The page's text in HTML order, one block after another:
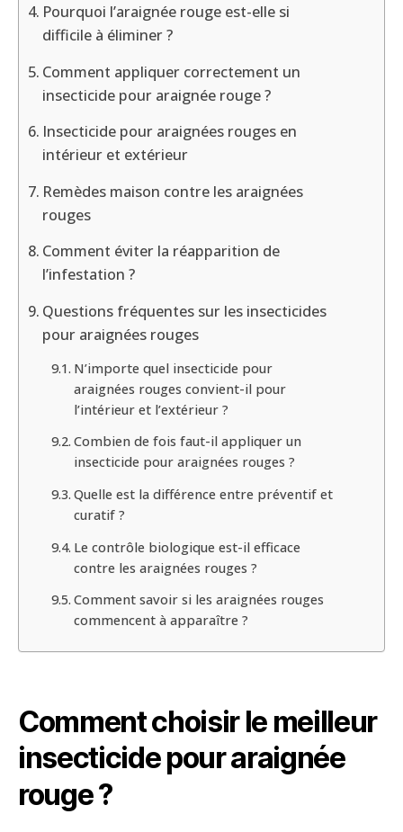
Pourquoi l’araignée rouge est-elle si
difficile à éliminer ?
Comment appliquer correctement un
insecticide pour araignée rouge ?
Insecticide pour araignées rouges en
intérieur et extérieur
Remèdes maison contre les araignées
rouges
Comment éviter la réapparition de
l’infestation ?
Questions fréquentes sur les insecticides
pour araignées rouges
N’importe quel insecticide pour
araignées rouges convient-il pour
l’intérieur et l’extérieur ?
Combien de fois faut-il appliquer un
insecticide pour araignées rouges ?
Quelle est la différence entre préventif et
curatif ?
Le contrôle biologique est-il efficace
contre les araignées rouges ?
Comment savoir si les araignées rouges
commencent à apparaître ?
Comment choisir le meilleur
insecticide pour araignée
rouge ?